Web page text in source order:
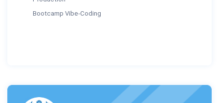
Bootcamp Vibe-Coding